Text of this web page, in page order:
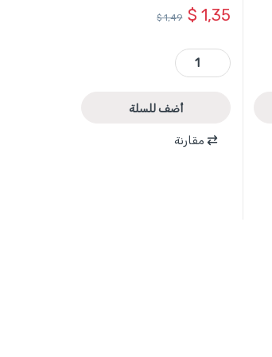
$ 1,35
$1,49
TDOES14151 - مفتاح شق 14 × 15 ماركة TOTAL quantity
أضف للسلة
مقارنة